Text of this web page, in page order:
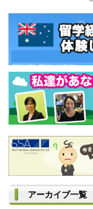
アーカイブ一覧